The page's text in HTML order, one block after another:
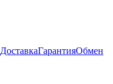
ДоставкаГарантияОбмен